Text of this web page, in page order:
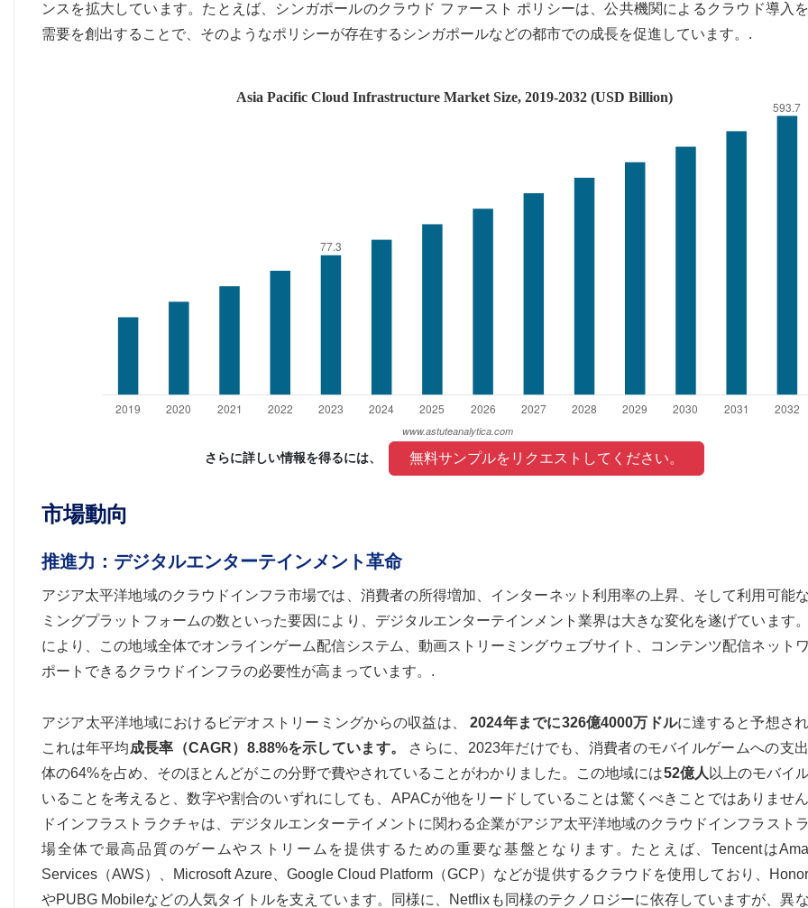
ンスを拡大しています。たとえば、シンガポールのクラウド ファースト ポリシーは、公共機関によるクラウド導入
需要を創出することで、そのようなポリシーが存在するシンガポールなどの都市での成長を促進しています。.
さらに詳しい情報を得るには、 無料サンプルをリクエストしてください。
市場動向
推進力：デジタルエンターテインメント革命
アジア太平洋地域のクラウドインフラ市場では、消費者の所得増加、インターネット利用率の上昇、そして利用可能
ミングプラットフォームの数といった要因により、デジタルエンターテインメント業界は大きな変化を遂げています
により、この地域全体でオンラインゲーム配信システム、動画ストリーミングウェブサイト、コンテンツ配信ネット
ポートできるクラウドインフラの必要性が高まっています。.
アジア太平洋地域におけるビデオストリーミングからの収益は、2024年までに326億4000万ドルに達すると予想さ
これは年平均成長率（CAGR）8.88%を示しています。 さらに、2023年だけでも、消費者のモバイルゲームへの支
体の64%を占め、そのほとんどがこの分野で費やされていることがわかりました。この地域には52億人 以上のモバイ
いることを考えると、数字や割合のいずれにしても、APACが他をリードしていることは驚くべきことではありませ
ドインフラストラクチャは、デジタルエンターテイメントに関わる企業がアジア太平洋地域のクラウドインフラスト
場全体で最高品質のゲームやストリームを提供するための重要な基盤となります。たとえば、Tencentは
Services（AWS）、Microsoft Azure、Google Cloud Platform（GCP）などが提供するクラウドを使用しており、
やPUBG Mobileなどの人気タイトルを支えています。同様に、Netflixも同様のテクノロジーに依存していますが、異